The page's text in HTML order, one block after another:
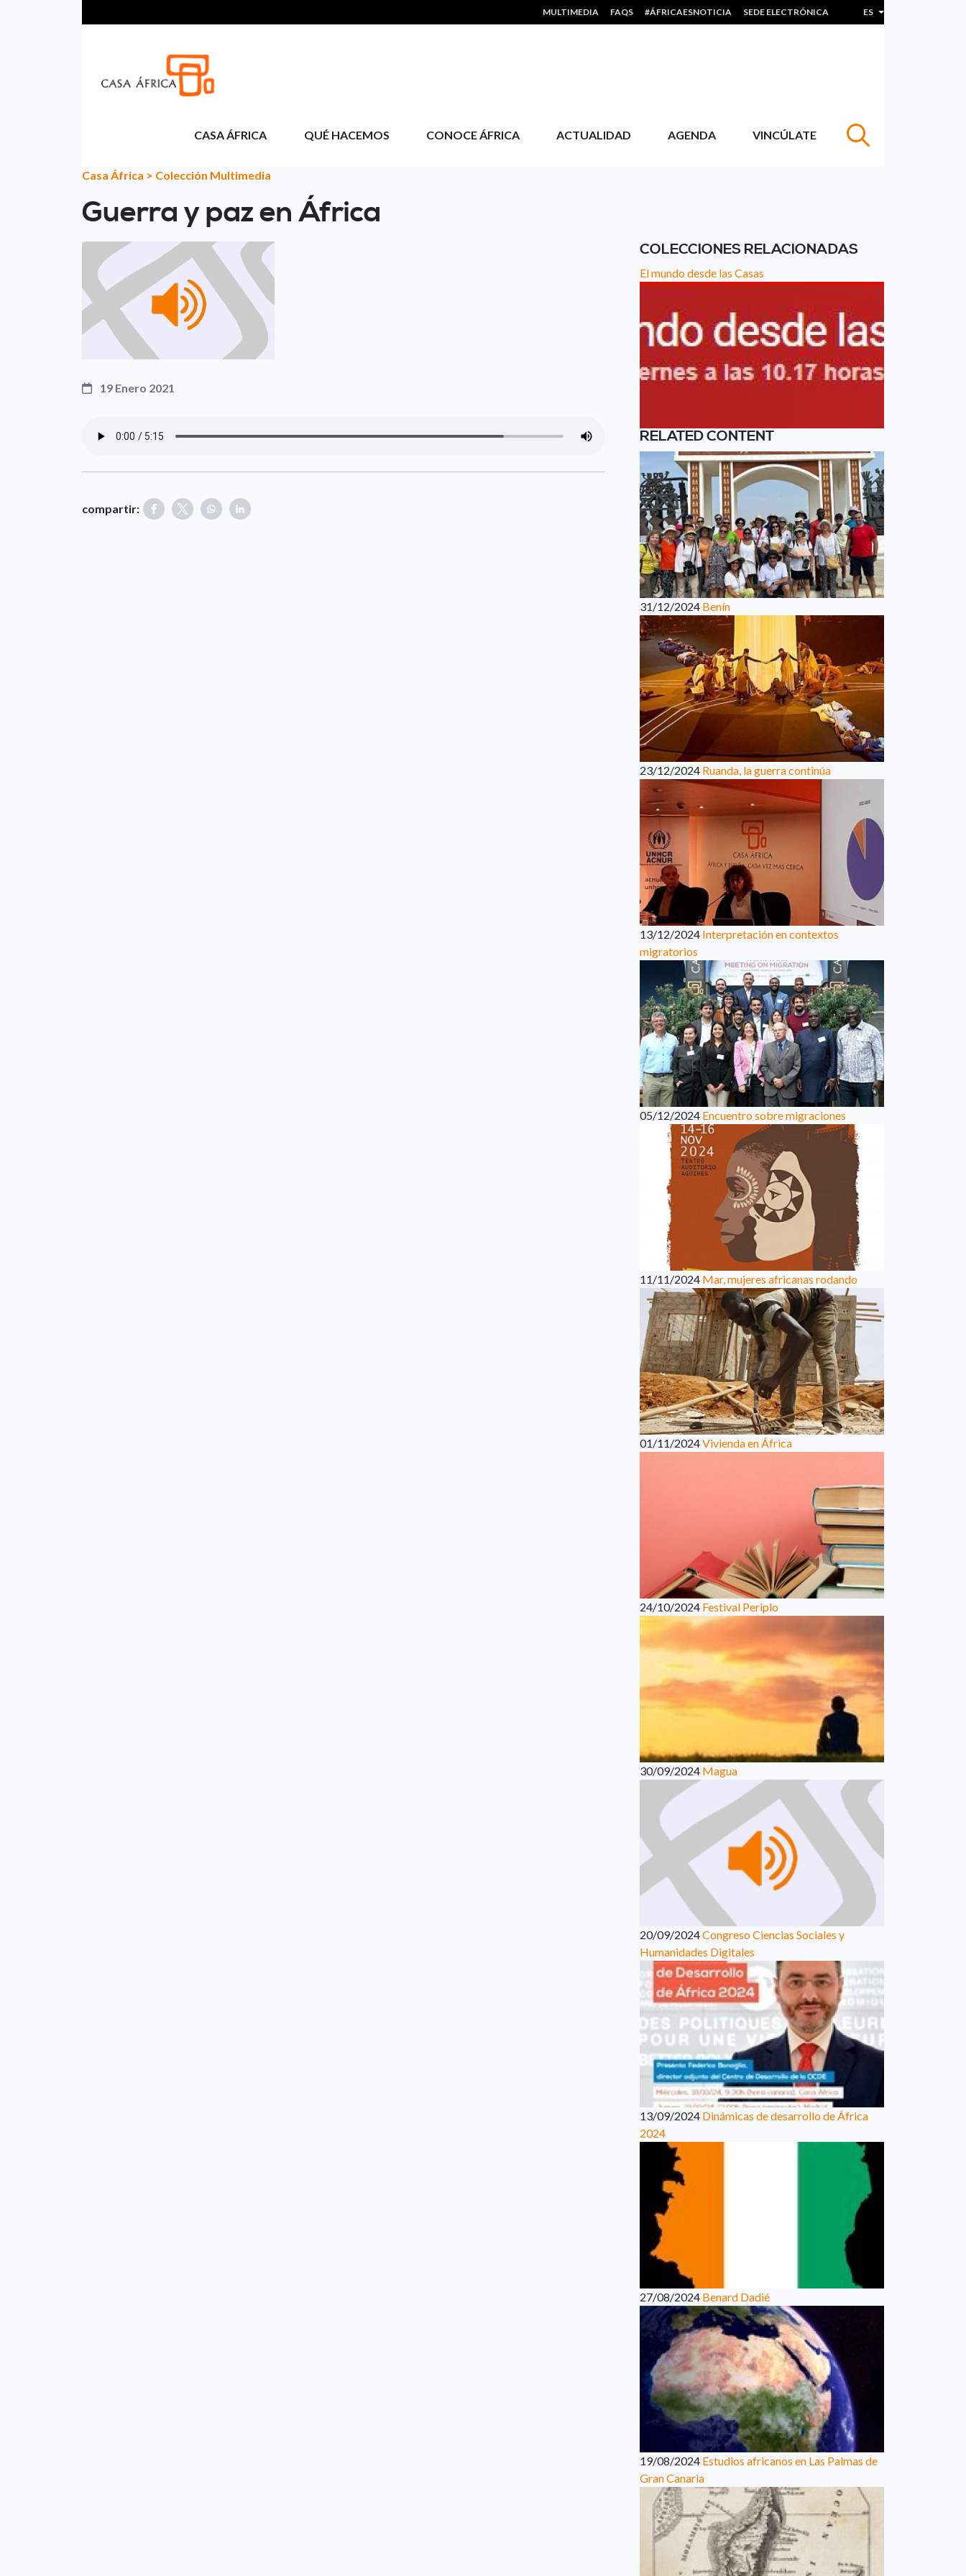
HEADER MENU
MULTIMEDIA FAQS #ÁFRICAESNOTICIA SEDE ELECTRÓNICA ES Lista adicional de
CASA ÁFRICA QUÉ HACEMOS CONOCE ÁFRICA ACTUALIDAD AGENDA VINCÚLATE
Casa África > Colección Multimedia
Guerra y paz en África
19 Enero 2021
compartir:
COLECCIONES RELACIONADAS
El mundo desde las Casas
RELATED CONTENT
31/12/2024 Benín
23/12/2024 Ruanda, la guerra continúa
13/12/2024 Interpretación en contextos
migratorios
05/12/2024 Encuentro sobre migraciones
11/11/2024 Mar, mujeres africanas rodando
01/11/2024Vivienda en África
24/10/2024 Festival Periplo
30/09/2024 Magua
20/09/2024Congreso Ciencias Sociales y
Humanidades Digitales
13/09/2024 Dinámicas de desarrollo de África
2024
27/08/2024 Benard Dadié
19/08/2024 Estudios africanos en Las Palmas de
Gran Canaria